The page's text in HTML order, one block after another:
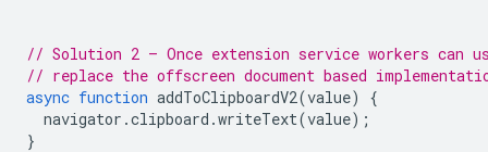
// Solution 2 – Once extension service workers can
// replace the offscreen document based
async function addToClipboardV2(value)
{
navigator .clipboard .writeText(value);
}